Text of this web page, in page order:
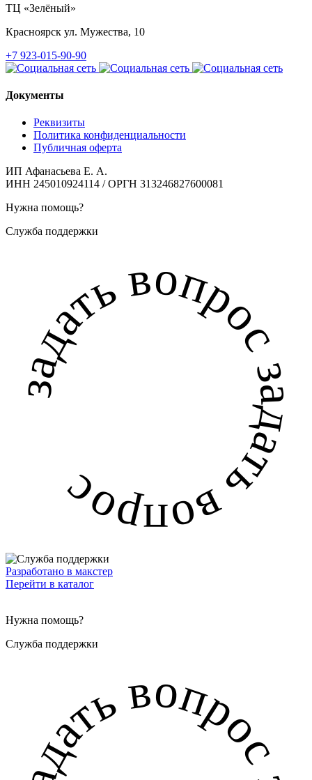
ТЦ «Зелёный»
Красноярск ул. Мужества, 10
+7 923-015-90-90
Документы
Реквизиты
Политика конфиденциальности
Публичная оферта
ИП Афанасьева Е. А.
ИНН 245010924114 / ОРГН 313246827600081
Нужна помощь?
Служба поддержки
задать вопрос задать вопрос
Разработано в макстер
Перейти в каталог
Нужна помощь?
Служба поддержки